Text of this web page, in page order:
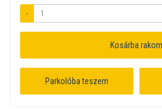
-
Kosárba rakom
Parkolóba teszem